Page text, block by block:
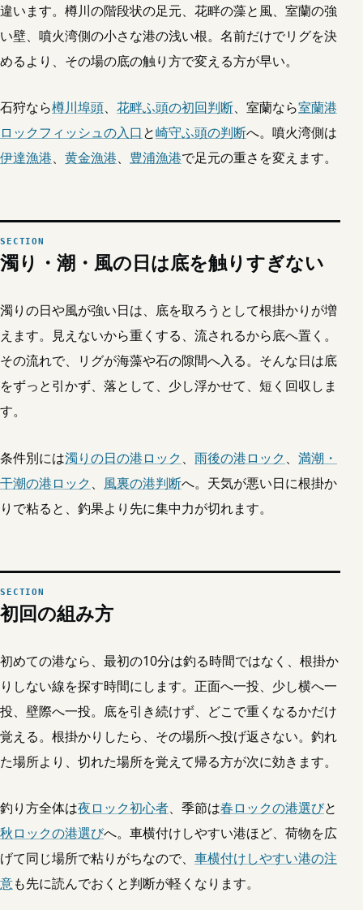
違います。樽川の階段状の足元、花畔の藻と風、室蘭の強
い壁、噴火湾側の小さな港の浅い根。名前だけでリグを決
めるより、その場の底の触り方で変える方が早い。
石狩なら樽川埠頭、 花畔ふ頭の初回判断、室蘭なら室蘭港
ロックフィッシュの入口と崎守ふ頭の判断へ。噴火湾側は
伊達漁港、 黄金漁港、 豊浦漁港で足元の重さを変えます。
濁り・潮・風の日は底を触りすぎない
濁りの日や風が強い日は、底を取ろうとして根掛かりが増
えます。見えないから重くする、流されるから底へ置く。
その流れで、リグが海藻や石の隙間へ入る。そんな日は底
をずっと引かず、落として、少し浮かせて、短く回収しま
す。
条件別には濁りの日の港ロック、 雨後の港ロック、 満潮・
干潮の港ロック、 風裏の港判断へ。天気が悪い日に根掛か
りで粘ると、釣果より先に集中力が切れます。
初回の組み方
初めての港なら、最初の10分は釣る時間ではなく、根掛か
りしない線を探す時間にします。正面へ一投、少し横へ一
投、壁際へ一投。底を引き続けず、どこで重くなるかだけ
覚える。根掛かりしたら、その場所へ投げ返さない。釣れ
た場所より、切れた場所を覚えて帰る方が次に効きます。
釣り方全体は夜ロック初心者、季節は春ロックの港選びと
秋ロックの港選びへ。車横付けしやすい港ほど、荷物を広
げて同じ場所で粘りがちなので、 車横付けしやすい港の注
意も先に読んでおくと判断が軽くなります。